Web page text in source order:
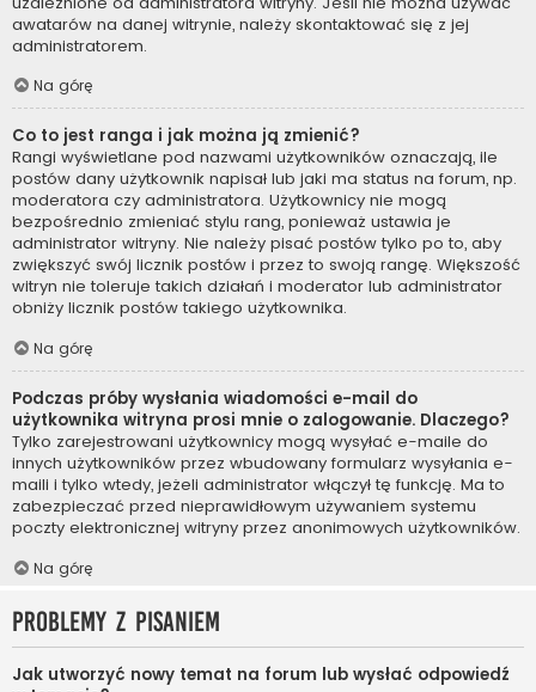
awatarów na danej witrynie, należy skontaktować się z jej
administratorem.
Na górę
Co to jest ranga i jak można ją zmienić?
Rangi wyświetlane pod nazwami użytkowników oznaczają, ile
postów dany użytkownik napisał lub jaki ma status na forum, np.
moderatora czy administratora. Użytkownicy nie mogą
bezpośrednio zmieniać stylu rang, ponieważ ustawia je
administrator witryny. Nie należy pisać postów tylko po to, aby
zwiększyć swój licznik postów i przez to swoją rangę. Większość
witryn nie toleruje takich działań i moderator lub administrator
obniży licznik postów takiego użytkownika.
Na górę
Podczas próby wysłania wiadomości e-mail do
użytkownika witryna prosi mnie o zalogowanie. Dlaczego?
Tylko zarejestrowani użytkownicy mogą wysyłać e-maile do
innych użytkowników przez wbudowany formularz wysyłania e-
maili i tylko wtedy, jeżeli administrator włączył tę funkcję. Ma to
zabezpieczać przed nieprawidłowym używaniem systemu
poczty elektronicznej witryny przez anonimowych użytkowników.
Na górę
Problemy z pisaniem
Jak utworzyć nowy temat na forum lub wysłać odpowiedź